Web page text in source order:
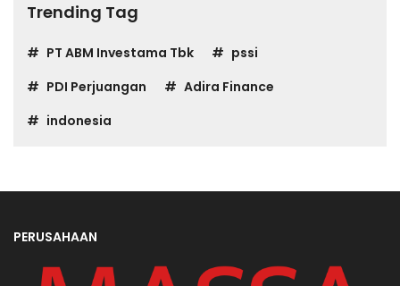
Trending Tag
PT ABM Investama Tbk
pssi
PDI Perjuangan
Adira Finance
indonesia
PERUSAHAAN